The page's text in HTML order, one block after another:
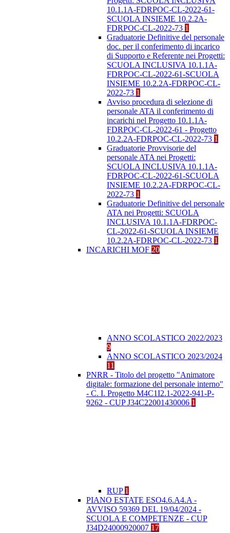
10.1.1A-FDRPOC-CL-2022-61-
SCUOLA INSIEME 10.2.2A-
FDRPOC-CL-2022-73 1
Graduatorie Definitive del personale
doc. per il conferimento di incarico
di Supporto e Referente nei Progetti:
SCUOLA INCLUSIVA 10.1.1A-
FDRPOC-CL-2022-61-SCUOLA
INSIEME 10.2.2A-FDRPOC-CL-
2022-73 1
Avviso procedura di selezione di
personale ATA il conferimento di
incarichi nel Progetto 10.1.1A-
FDRPOC-CL-2022-61 - Progetto
10.2.2A-FDRPOC-CL-2022-73 1
Graduatorie Provvisorie del
personale ATA nei Progetti:
SCUOLA INCLUSIVA 10.1.1A-
FDRPOC-CL-2022-61-SCUOLA
INSIEME 10.2.2A-FDRPOC-CL-
2022-73 1
Graduatorie Definitive del personale
ATA nei Progetti: SCUOLA
INCLUSIVA 10.1.1A-FDRPOC-
CL-2022-61-SCUOLA INSIEME
10.2.2A-FDRPOC-CL-2022-73 1
INCARICHI MOF 20
ANNO SCOLASTICO 2022/2023
9
ANNO SCOLASTICO 2023/2024
11
PNRR - Titolo del progetto "Animatore
digitale: formazione del personale interno"
- C. I. Progetto M4C1I2.1-2022-941-P-
9262 - CUP J34C22001430006 1
RUP 1
PIANO ESTATE ESO4.6.A4.A -
AVVISO 59369 DEL 19/04/2024 -
SCUOLA E COMPETENZE - CUP
J34D24000920007 17